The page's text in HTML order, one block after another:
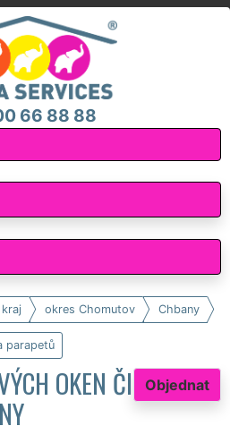
66 88 88
okres Chomutov Chbany
parapetů
Objednat
OKEN ČI